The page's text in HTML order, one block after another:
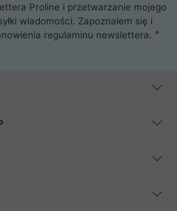
Proline i przetwarzanie mojego
wiadomości. Zapoznałem się i
regulaminu newslettera.